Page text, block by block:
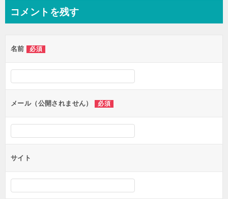
ビ
ー
シ
ョ
ン
コメントを残す
名前 必須
メール（公開されません） 必須
サイト